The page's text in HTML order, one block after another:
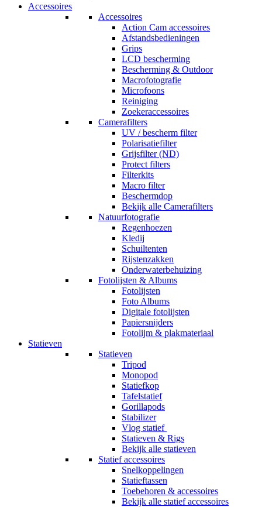
Accessoires
Accessoires
Action Cam accessoires
Afstandsbedieningen
Grips
LCD bescherming
Bescherming & Outdoor
Macrofotografie
Microfoons
Reiniging
Zoekeraccessoires
Camerafilters
UV / bescherm filter
Polarisatiefilter
Grijsfilter (ND)
Protect filters
Filterkits
Macro filter
Beschermdop
Bekijk alle Camerafilters
Natuurfotografie
Regenhoezen
Kledij
Schuiltenten
Rijstenzakken
Onderwaterbehuizing
Fotolijsten & Albums
Fotolijsten
Foto Albums
Digitale fotolijsten
Papiersnijders
Fotolijm & plakmateriaal
Statieven
Statieven
Tripod
Monopod
Statiefkop
Tafelstatief
Gorillapods
Stabilizer
Vlog statief
Statieven & Rigs
Bekijk alle statieven
Statief accessoires
Snelkoppelingen
Statieftassen
Toebehoren & accessoires
Bekijk alle statief accessoires